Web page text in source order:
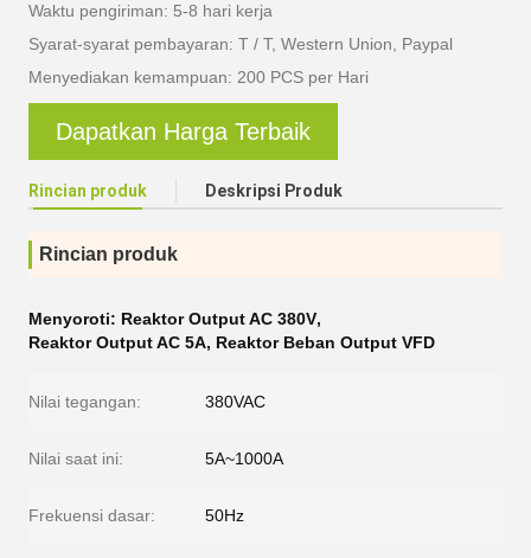
Waktu pengiriman: 5-8 hari kerja
Syarat-syarat pembayaran: T / T, Western Union, Paypal
Menyediakan kemampuan: 200 PCS per Hari
Dapatkan Harga Terbaik
Rincian produk Deskripsi Produk
Rincian produk
Menyoroti: Reaktor Output AC 380V,
Reaktor Output AC 5A, Reaktor Beban Output VFD
Nilai tegangan: 380VAC
Nilai saat ini: 5A~1000A
Frekuensi dasar: 50Hz